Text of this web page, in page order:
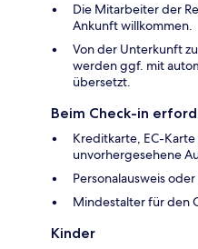
Die Mitarbeiter der
Ankunft willkommen.
Von der Unterkunft
werden ggf. mit
übersetzt.
Beim Check-in
Kreditkarte, EC-
unvorhergesehene
Personalausweis
Mindestalter für den
Kinder